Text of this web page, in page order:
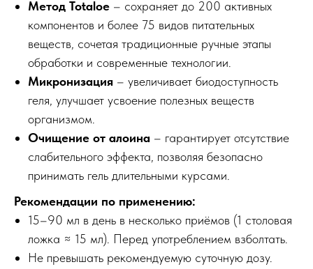
Метод Totaloe – сохраняет до 200 активных
компонентов и более 75 видов питательных
веществ, сочетая традиционные ручные этапы
обработки и современные технологии.
Микронизация – увеличивает биодоступность
геля, улучшает усвоение полезных веществ
организмом.
Очищение от алоина – гарантирует отсутствие
слабительного эффекта, позволяя безопасно
принимать гель длительными курсами.
Рекомендации по применению:
15–90 мл в день в несколько приёмов (1 столовая
ложка ≈ 15 мл). Перед употреблением взболтать.
Не превышать рекомендуемую суточную дозу.